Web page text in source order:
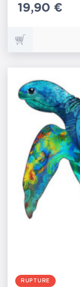
Prix
19,90 €
RUPTURE